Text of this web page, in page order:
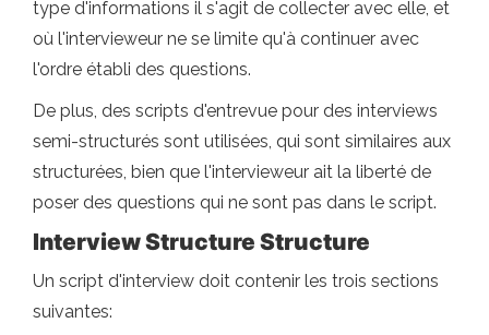
type d'informations il s'agit de collecter avec elle, et
où l'intervieweur ne se limite qu'à continuer avec
l'ordre établi des questions.
De plus, des scripts d'entrevue pour des interviews
semi-structurés sont utilisées, qui sont similaires aux
structurées, bien que l'intervieweur ait la liberté de
poser des questions qui ne sont pas dans le script.
Interview Structure Structure
Un script d'interview doit contenir les trois sections
suivantes: